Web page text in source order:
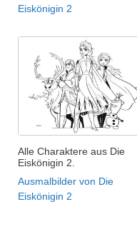
Eiskönigin 2
Alle Charaktere aus Die
Eiskönigin 2.
Ausmalbilder von Die
Eiskönigin 2